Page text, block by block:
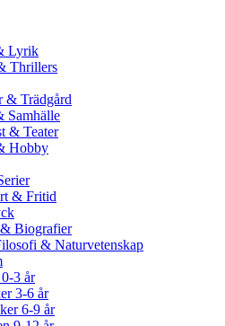
Lyrik
Thrillers
& Trädgård
Samhälle
& Teater
Hobby
& Fritid
Biografier
& Naturvetenskap
3 år
3-6 år
6-9 år